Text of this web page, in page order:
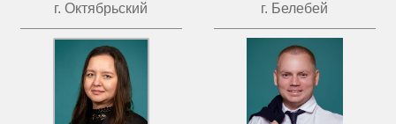
г. Октябрьский
г. Белебей